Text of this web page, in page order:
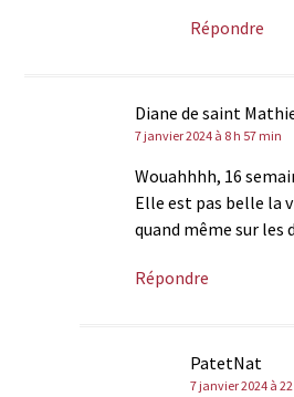
Répondre
Diane de saint
7 janvier 2024 à 8 h 57 min
Wouahhhh, 16 semaines caraïbeennes!!!!
Elle est pas belle la
quand même sur les
Répondre
PatetNat
7 janvier 2024 à